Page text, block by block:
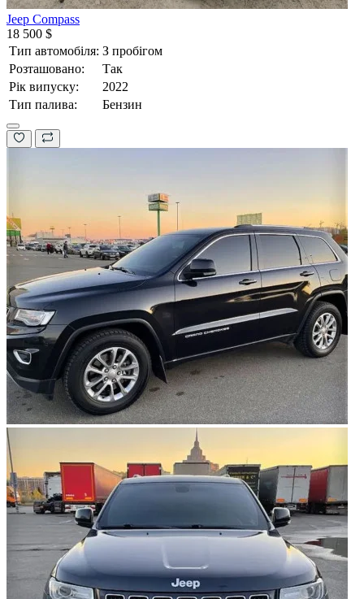
Jeep Compass
18 500 $
Тип автомобіля: З пробігом
Розташовано:
Так
Рік випуску:
2022
Тип палива:
Бензин